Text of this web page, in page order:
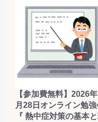
【参加費無料】2026
月28日オンライン勉
『 熱中症対策の基本